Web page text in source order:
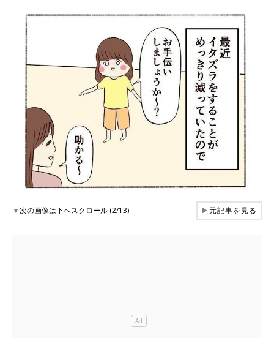
▼次の画像は下へスクロール (2/13) ▶元記事を見る